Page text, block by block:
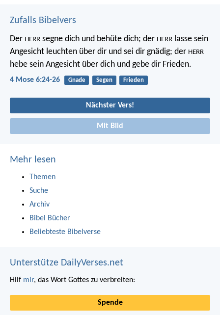
Zufalls Bibelvers
Der HERR segne dich und behüte dich; der HERR lasse sein
Angesicht leuchten über dir und sei dir gnädig; der HERR
hebe sein Angesicht über dich und gebe dir Frieden.
4 Mose 6:24-26 Gnade Segen Frieden
Nächster Vers!
Mit Bild
Mehr lesen
Themen
Suche
Archiv
Bibel Bücher
Beliebteste Bibelverse
Unterstütze DailyVerses.net
Hilf mir, das Wort Gottes zu verbreiten:
Spende